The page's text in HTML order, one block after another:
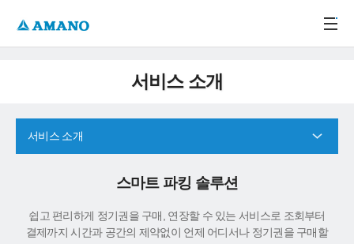
서비스 소개
서비스 소개
스마트 파킹 솔루션
쉽고 편리하게 정기권을 구매, 연장할 수 있는 서비스로 조회부터
결제까지 시간과 공간의 제약없이 언제 어디서나 정기권을 구매할